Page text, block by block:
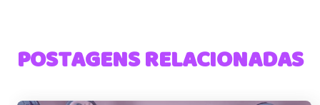
POSTAGENS RELACIONADAS